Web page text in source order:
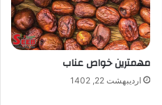
مهمترین خواص عناب
اردیبهشت 22, 1402